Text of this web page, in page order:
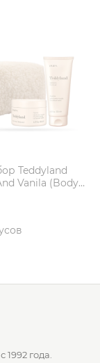
Teddyland
Vanila (Body
года.